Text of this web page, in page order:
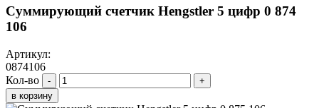
Суммирующий счетчик Hengstler 5 цифр 0 874
106
Артикул:
0874106
Кол-во
-
+
в корзину